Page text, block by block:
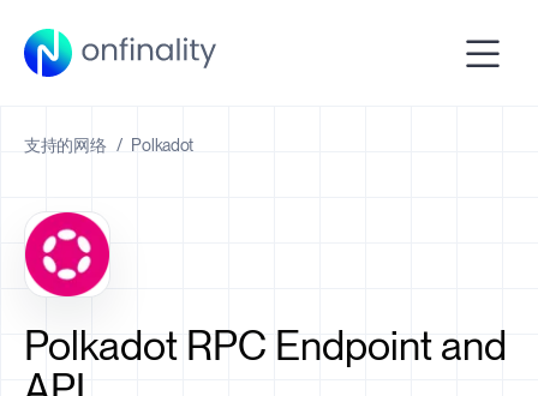
支持的网络 / Polkadot
Polkadot RPC Endpoint and